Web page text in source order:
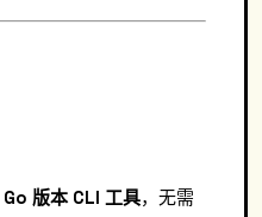
Go 版本 CLI 工具，无需